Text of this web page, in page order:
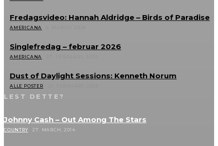
Fredagsvideo: Hannah Aldridge – Birds of Paradise
AMERICANA
Singlefredag – februar 2026
AMERICANA
Dust of Daylight Sessions: Kenneth Norum
ALLE POSTER
LEST DETTE?
Johnny Cash – Out Among The Stars
COUNTRY 27. MARCH, 2014